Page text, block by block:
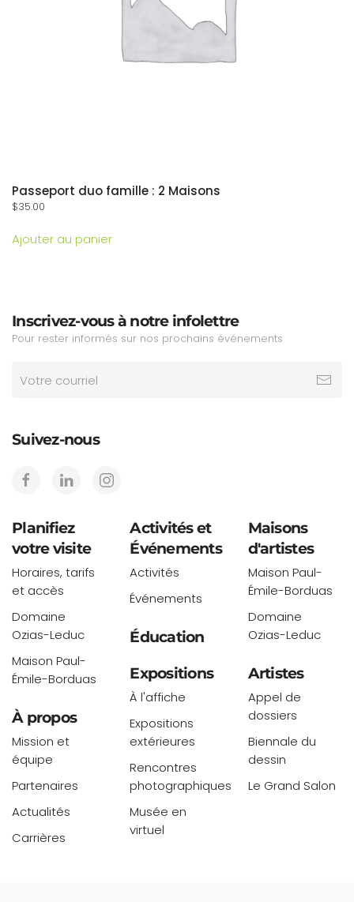
Passeport duo famille : 2 Maisons
$35.00
Ajouter au panier
Inscrivez-vous à notre infolettre
Pour rester informés sur nos prochains événements
Suivez-nous
Planifiez
votre visite
Horaires, tarifs
et accès
Domaine
Ozias-Leduc
Maison Paul-
Émile-Borduas
À propos
Mission et
équipe
Partenaires
Actualités
Carrières
Activités et
Événements
Activités
Événements
Éducation
Expositions
À l'affiche
Expositions
extérieures
Rencontres
photographiques
Musée en
virtuel
Maisons
d'artistes
Maison Paul-
Émile-Borduas
Domaine
Ozias-Leduc
Artistes
Appel de
dossiers
Biennale du
dessin
Le Grand Salon